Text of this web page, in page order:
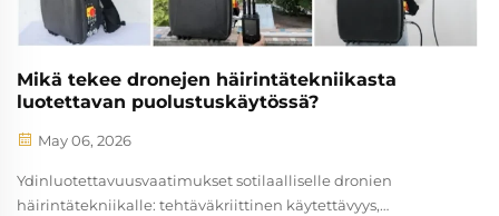
Mikä tekee dronejen häirintätekniikasta
luotettavan puolustuskäytössä?
May 06, 2026
Ydinluotettavuusvaatimukset sotilaalliselle dronien
häirintätekniikalle: tehtäväkriittinen käytettävyys,